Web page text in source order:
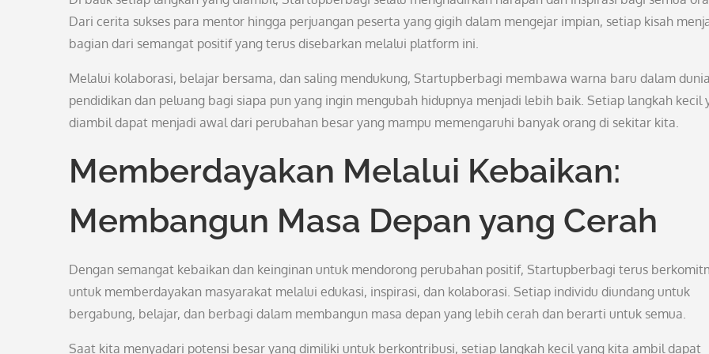
Dari cerita sukses para mentor hingga perjuangan peserta yang gigih dalam mengejar impian, setiap kisah
bagian dari semangat positif yang terus disebarkan melalui platform ini.
Melalui kolaborasi, belajar bersama, dan saling mendukung, Startupberbagi membawa warna baru dalam dunia
pendidikan dan peluang bagi siapa pun yang ingin mengubah hidupnya menjadi lebih baik. Setiap langkah kecil
diambil dapat menjadi awal dari perubahan besar yang mampu memengaruhi banyak orang di sekitar kita.
Memberdayakan Melalui Kebaikan:
Membangun Masa Depan yang Cerah
Dengan semangat kebaikan dan keinginan untuk mendorong perubahan positif, Startupberbagi terus
untuk memberdayakan masyarakat melalui edukasi, inspirasi, dan kolaborasi. Setiap individu diundang untuk
bergabung, belajar, dan berbagi dalam membangun masa depan yang lebih cerah dan berarti untuk semua.
Saat kita menyadari potensi besar yang dimiliki untuk berkontribusi, setiap langkah kecil yang kita ambil dapat